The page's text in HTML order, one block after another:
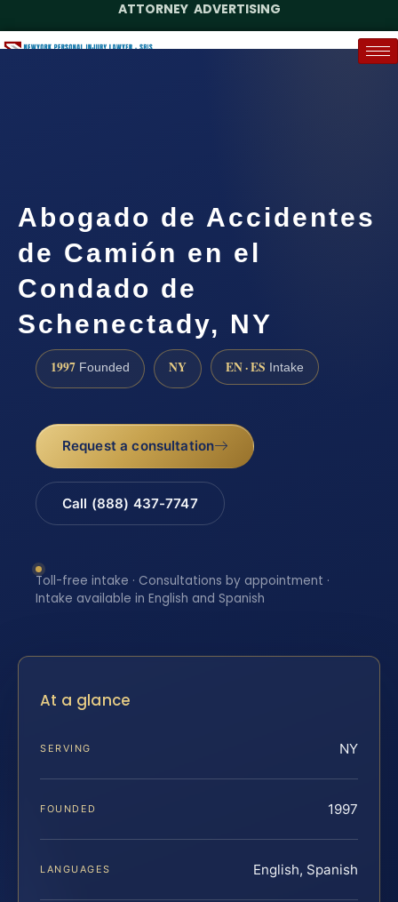
ATTORNEY ADVERTISING
Abogado de Accidentes
de Camión en el
Condado de
Schenectady, NY
1997 Founded NY EN · ES Intake
Request a consultation
Call (888) 437-7747
Toll-free intake · Consultations by appointment ·
Intake available in English and Spanish
At a glance
SERVING NY
FOUNDED 1997
LANGUAGES English, Spanish